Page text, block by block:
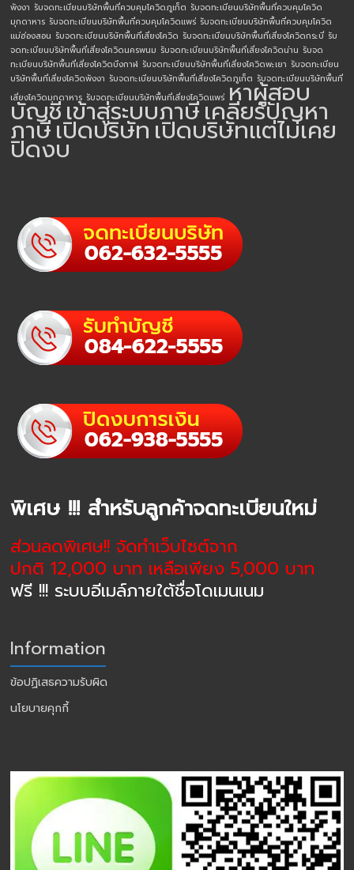
พังงา รับจดทะเบียนบริษัทพื้นที่ควบคุมโควิดภูเก็ต รับจดทะเบียนบริษัทพื้นที่ควบคุมโควิด
มุกดาหาร รับจดทะเบียนบริษัทพื้นที่ควบคุมโควิดแพร่ รับจดทะเบียนบริษัทพื้นที่ควบคุมโควิด
แม่ฮ่องสอน รับจดทะเบียนบริษัทพื้นที่เสี่ยงโควิด รับจดทะเบียนบริษัทพื้นที่เสี่ยงโควิดกระบี่ รับ
จดทะเบียนบริษัทพื้นที่เสี่ยงโควิดนครพนม รับจดทะเบียนบริษัทพื้นที่เสี่ยงโควิดน่าน รับจด
ทะเบียนบริษัทพื้นที่เสี่ยงโควิดบึงกาฬ รับจดทะเบียนบริษัทพื้นที่เสี่ยงโควิดพะเยา รับจดทะเบียน
บริษัทพื้นที่เสี่ยงโควิดพังงา รับจดทะเบียนบริษัทพื้นที่เสี่ยงโควิดภูเก็ต รับจดทะเบียนบริษัทพื้นที่
เสี่ยงโควิดมุกดาหาร รับจดทะเบียนบริษัทพื้นที่เสี่ยงโควิดแพร่ หาผู้สอบ
บัญชีเข้าสู่ระบบภาษีเคลียร์ปัญหา
ภาษีเปิดบริษัทเปิดบริษัทแต่ไม่เคย
ปิดงบ
พิเศษ !!! สำหรับลูกค้าจดทะเบียนใหม่
ส่วนลดพิเศษ!! จัดทำเว็บไซต์จาก
ปกติ 12,000 บาท เหลือเพียง 5,000 บาท
ฟรี !!! ระบบอีเมล์ภายใต้ชื่อโดเมนเนม
Information
ข้อปฏิเสธความรับผิด
นโยบายคุกกี้